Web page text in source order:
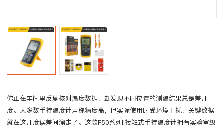
你正在车间里反复核对温度数据，却发现不同位置的测温结果总是差几
度。大多数手持温度计声称精度高，但实际使用时受环境干扰，关键数据
就在这几度误差间溜走了。这款F50系列II接触式手持温度计拥有实验室级